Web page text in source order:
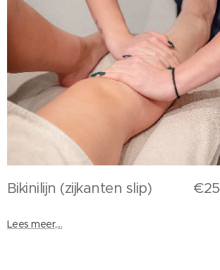
Bikinilijn (zijkanten slip) €25
Lees meer,...